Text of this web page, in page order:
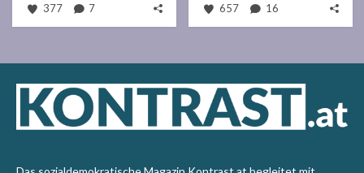
377 7 657 16